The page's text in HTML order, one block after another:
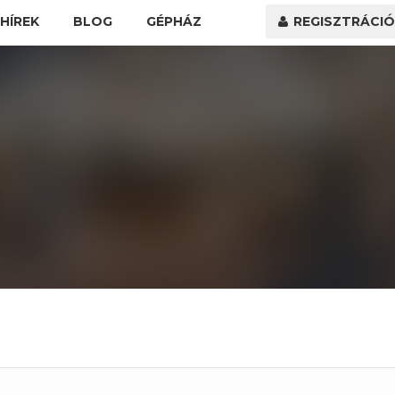
HÍREK BLOG GÉPHÁZ REGISZTRÁCIÓ